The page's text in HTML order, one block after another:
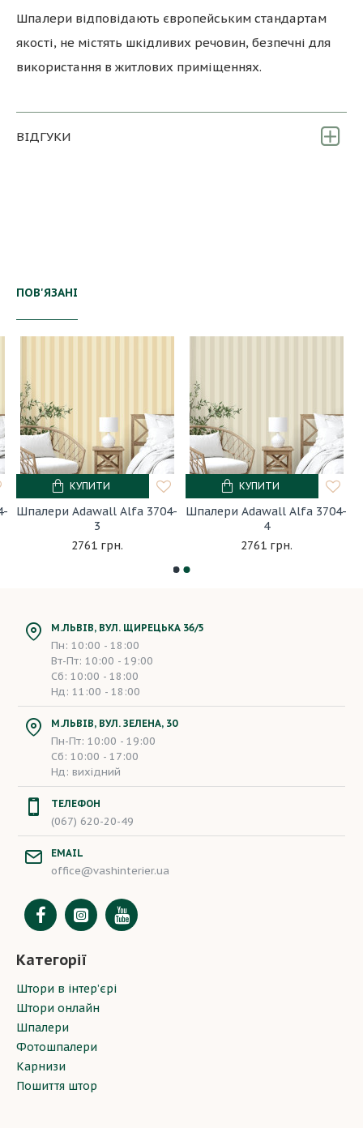
Шпалери відповідають європейським стандартам
якості, не містять шкідливих речовин, безпечні для
використання в житлових приміщеннях.
ВІДГУКИ
ПОВ'ЯЗАНІ
Шпалери Adawall Alfa 3704-
3
2761 грн.
КУПИТИ
Шпалери Adawall Alfa 3704-
4
2761 грн.
КУПИТИ
М.ЛЬВІВ, ВУЛ. ЩИРЕЦЬКА 36/5
Пн: 10:00 - 18:00
Вт-Пт: 10:00 - 19:00
Сб: 10:00 - 18:00
Нд: 11:00 - 18:00
М.ЛЬВІВ, ВУЛ. ЗЕЛЕНА, 30
Пн-Пт: 10:00 - 19:00
Сб: 10:00 - 17:00
Нд: вихідний
ТЕЛЕФОН
(067) 620-20-49
EMAIL
office@vashinterier.ua
Категорії
Штори в інтер’єрі
Штори онлайн
Шпалери
Фотошпалери
Карнизи
Пошиття штор